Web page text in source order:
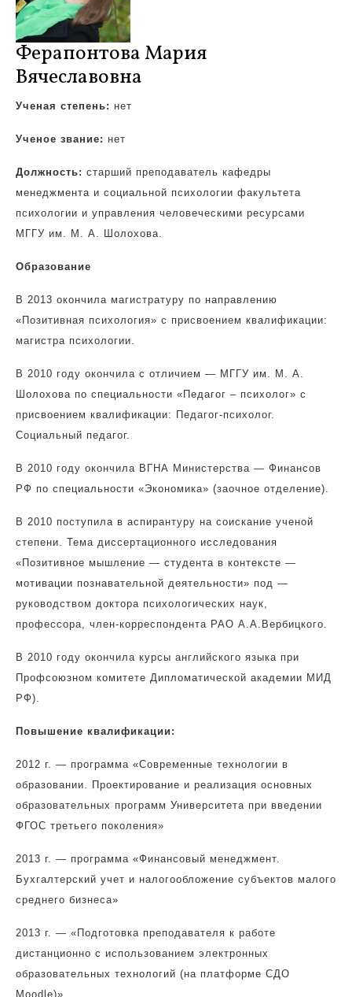
Ферапонтова Мария
Вячеславовна
Ученая степень: нет
Ученое звание: нет
Должность: старший преподаватель кафедры
менеджмента и социальной психологии факультета
психологии и управления человеческими ресурсами
МГГУ им. М. А. Шолохова.
Образование
В 2013 окончила магистратуру по направлению
«Позитивная психология» с присвоением квалификации:
магистра психологии.
В 2010 году окончила с отличием — МГГУ им. М. А.
Шолохова по специальности «Педагог – психолог» с
присвоением квалификации: Педагог-психолог.
Социальный педагог.
В 2010 году окончила ВГНА Министерства — Финансов
РФ по специальности «Экономика» (заочное отделение).
В 2010 поступила в аспирантуру на соискание ученой
степени. Тема диссертационного исследования
«Позитивное мышление — студента в контексте —
мотивации познавательной деятельности» под —
руководством доктора психологических наук,
профессора, член-корреспондента РАО А.А.Вербицкого.
В 2010 году окончила курсы английского языка при
Профсоюзном комитете Дипломатической академии МИД
РФ).
Повышение квалификации:
2012 г. — программа «Современные технологии в
образовании. Проектирование и реализация основных
образовательных программ Университета при введении
ФГОС третьего поколения»
2013 г. — программа «Финансовый менеджмент.
Бухгалтерский учет и налогообложение субъектов малого
среднего бизнеса»
2013 г. — «Подготовка преподавателя к работе
дистанционно с использованием электронных
образовательных технологий (на платформе СДО
Moodle)»